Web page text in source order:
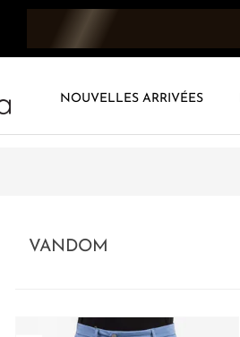
NOUVELLES ARRIVÉES
VANDOM